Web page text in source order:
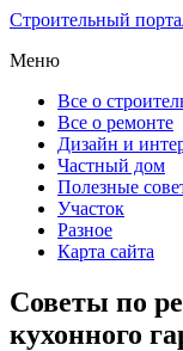
Строительный
Меню
Все о
Все о ремонте
Дизайн и
Частный дом
Полезные
Участок
Разное
Карта сайта
Советы по
кухонного